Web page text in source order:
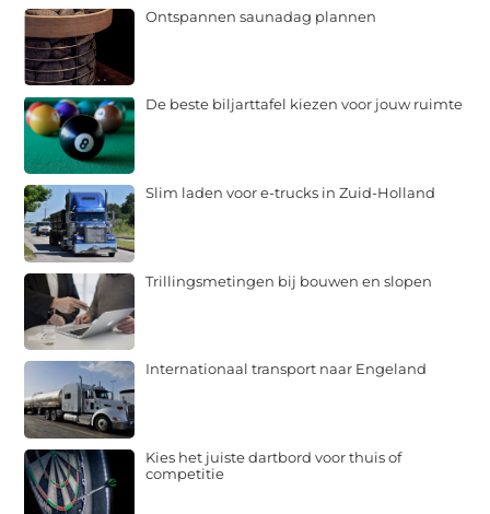
Ontspannen saunadag plannen
De beste biljarttafel kiezen voor jouw ruimte
Slim laden voor e-trucks in Zuid-Holland
Trillingsmetingen bij bouwen en slopen
Internationaal transport naar Engeland
Kies het juiste dartbord voor thuis of
competitie